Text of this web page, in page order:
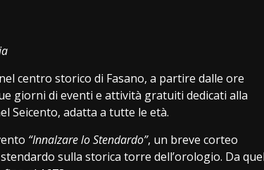
centro storico di Fasano, a partire dalle ore
giorni di eventi e attività gratuiti dedicati alla
Seicento, adatta a tutte le età.
“Innalzare lo Stendardo”, un breve corteo
sulla storica torre dell’orologio. Da quel